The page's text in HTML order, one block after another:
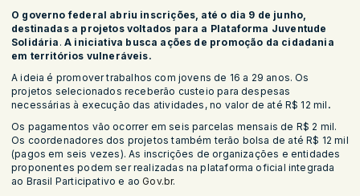
O governo federal abriu inscrições, até o dia 9 de junho,
destinadas a projetos voltados para a Plataforma Juventude
Solidária . A iniciativa busca ações de promoção da cidadania
em territórios vulneráveis.
A ideia é promover trabalhos com jovens de 16 a 29 anos. Os
projetos selecionados receberão custeio para despesas
necessárias à execução das atividades, no valor de até R$ 12 mil .
Os pagamentos vão ocorrer em seis parcelas mensais de R$ 2 mil.
Os coordenadores dos projetos também terão bolsa de até R$ 12 mil
(pagos em seis vezes). As inscrições de organizações e entidades
proponentes podem ser realizadas na plataforma oficial integrada
ao Brasil Participativo e aoGov.br.